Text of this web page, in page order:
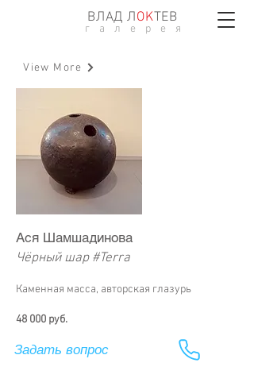
ВЛАД ЛОKТЕВ
г а л е р е я
View More
Ася Шамшадинова
Чёрный шар #Terra
Каменная масса, авторская глазурь
48 000 руб.
Задать вопрос